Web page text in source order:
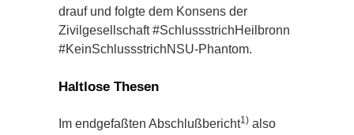
drauf und folgte dem Konsens der
Zivilgesellschaft #SchlussstrichHeilbronn
#KeinSchlussstrichNSU-Phantom.
Haltlose Thesen
Im endgefaßten Abschlußbericht1) also